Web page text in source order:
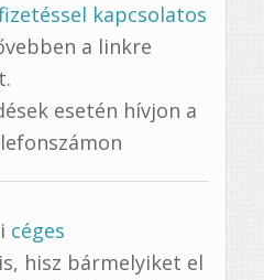
kapcsolatos
a linkre
esetén hívjon a
céges
is, hisz bármelyiket el